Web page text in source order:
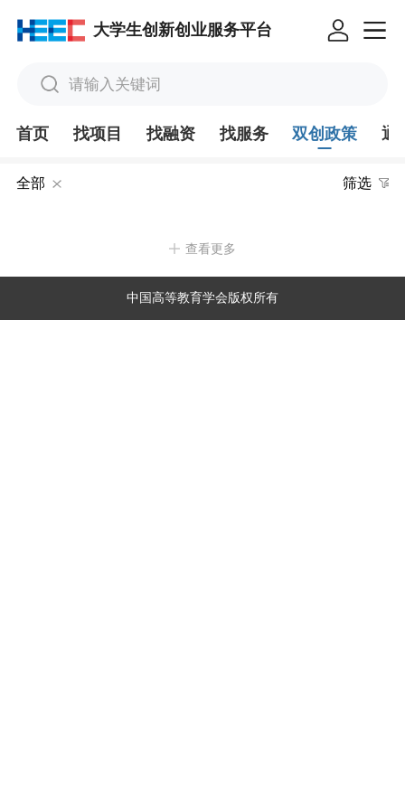
大学生创新创业服务平台
请输入关键词
首页 找项目 找融资 找服务 双创政策 通
全部 筛选
查看更多
中国高等教育学会版权所有